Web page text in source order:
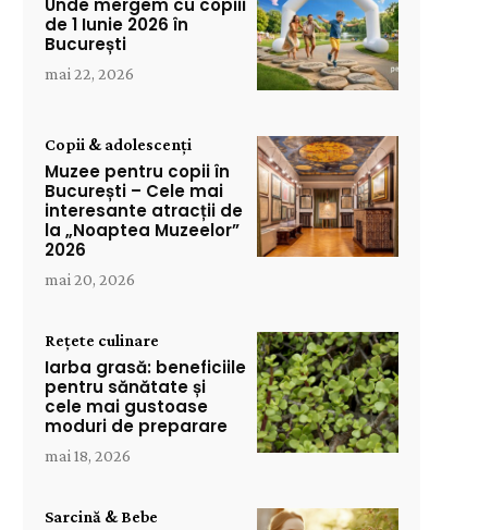
Unde mergem cu copiii
de 1 Iunie 2026 în
București
mai 22, 2026
Copii & adolescenți
Muzee pentru copii în
București – Cele mai
interesante atracții de
la „Noaptea Muzeelor”
2026
mai 20, 2026
Rețete culinare
Iarba grasă: beneficiile
pentru sănătate și
cele mai gustoase
moduri de preparare
mai 18, 2026
Sarcină & Bebe